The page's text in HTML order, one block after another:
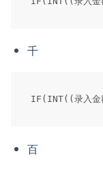
千
百